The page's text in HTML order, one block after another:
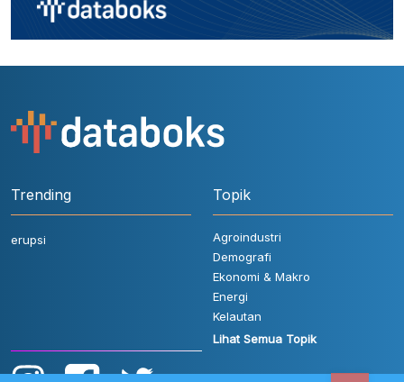
Trending
erupsi
Topik
Agroindustri
Demografi
Ekonomi & Makro
Energi
Kelautan
Lihat Semua Topik